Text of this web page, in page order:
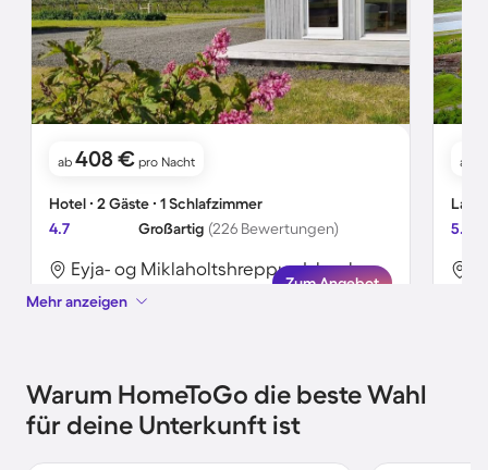
ab 408 € pro Nacht
Hotel ∙ 2 Gäste ∙ 1 Schlafzimmer
4.7
Großartig (226 Bewertungen)
Eyja- og Miklaholtshreppur, Island
Zum Angebot
ab
5.0
Mehr anzeigen
Warum HomeToGo die beste Wahl
für deine Unterkunft ist